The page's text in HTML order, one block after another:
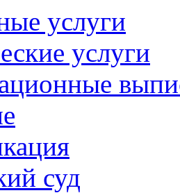
услуги
услуги
суд